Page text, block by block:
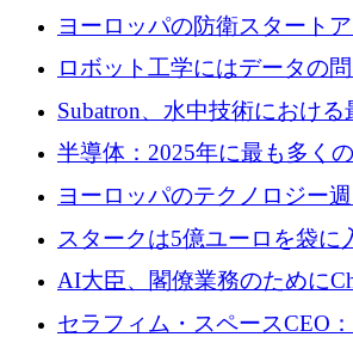
を通じて関連する無人システ
めの資金を調達します
ヨーロッパの防衛スタート
ムとなったハッカソン
ロボット工学にはデータの
Macrodata Labs はそれを解決
Subatron、水中技術におけ
の 1 つに取り組むために 16
半導体：2025年に最も多く
10社
ヨーロッパのテクノロジー
ユーロの取引と Tech.eu
スタークは5億ユーロを袋に
Funding Explorerの立ち上げ
ブルクの大きな野望
AI大臣、閣僚業務のために
セラフィム・スペースCEO